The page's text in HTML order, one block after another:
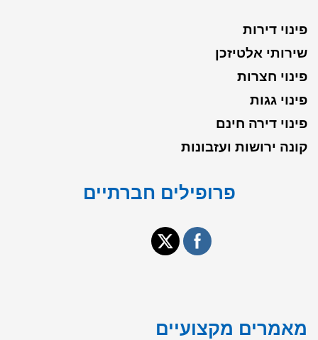
פינוי דירות
שירותי אלטיזכן
פינוי חצרות
פינוי גגות
פינוי דירה חינם
קונה ירושות ועזבונות
פרופילים חברתיים
מאמרים מקצועיים